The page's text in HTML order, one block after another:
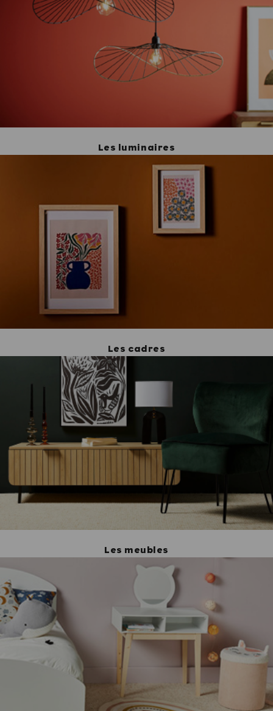
Les luminaires
Les cadres
Les meubles